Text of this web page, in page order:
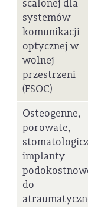
scalonej dla
systemów
komunikacji
optycznej w
wolnej
przestrzeni
(FSOC)
Osteogenne,
porowate,
implanty
do